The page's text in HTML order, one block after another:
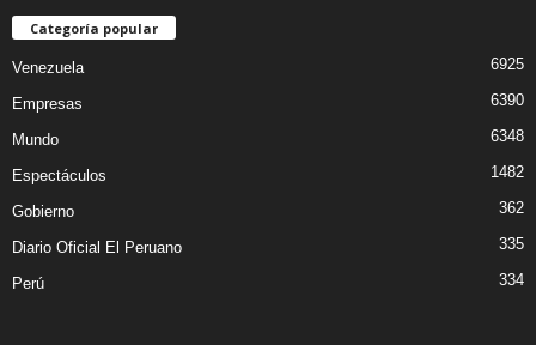
Categoría popular
Venezuela 6925
Empresas 6390
Mundo 6348
Espectáculos 1482
Gobierno 362
Diario Oficial El Peruano 335
Perú 334